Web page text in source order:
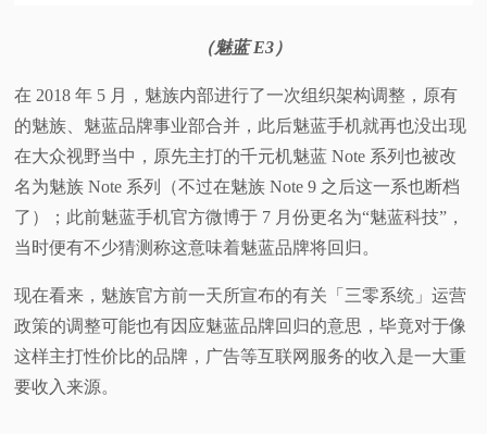
（魅蓝 E3）
在 2018 年 5 月，魅族内部进行了一次组织架构调整，原有
的魅族、魅蓝品牌事业部合并，此后魅蓝手机就再也没出现
在大众视野当中，原先主打的千元机魅蓝 Note 系列也被改
名为魅族 Note 系列（不过在魅族 Note 9 之后这一系也断档
了）；此前魅蓝手机官方微博于 7 月份更名为“魅蓝科技”，
当时便有不少猜测称这意味着魅蓝品牌将回归。
现在看来，魅族官方前一天所宣布的有关「三零系统」运营
政策的调整可能也有因应魅蓝品牌回归的意思，毕竟对于像
这样主打性价比的品牌，广告等互联网服务的收入是一大重
要收入来源。